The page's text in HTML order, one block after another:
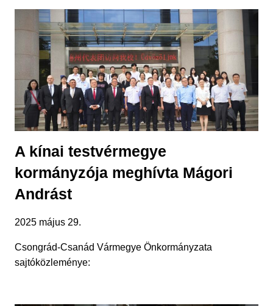
A kínai testvérmegye
kormányzója meghívta Mágori
Andrást
2025 május 29.
Csongrád-Csanád Vármegye Önkormányzata
sajtóközleménye: